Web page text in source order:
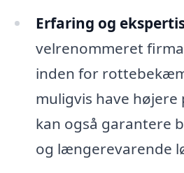
Erfaring og
velrenommeret
inden for
muligvis have højere
kan også garantere
og længerevarende